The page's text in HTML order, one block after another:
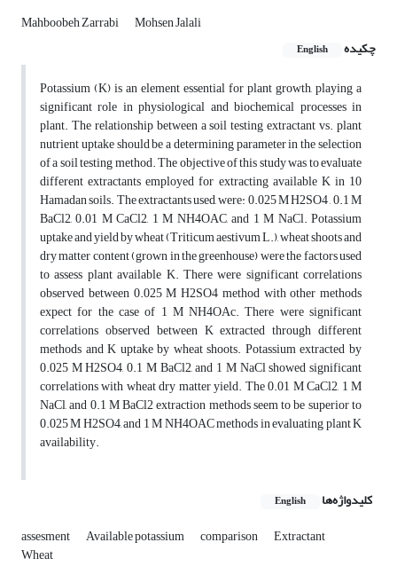
Mahboobeh Zarrabi
Mohsen Jalali
چکیده
English
Potassium (K) is an element essential for plant growth, playing a
significant role in physiological and biochemical processes in
plant. The relationship between a soil testing extractant vs. plant
nutrient uptake should be a determining parameter in the selection
of a soil testing method. The objective of this study was to evaluate
different extractants employed for extracting available K in 10
Hamadan soils. The extractants used, were: 0.025 M H2SO4 , 0.1 M
BaCl2, 0.01 M CaCl2, 1 M NH4OAC, and 1 M NaCl. Potassium
uptake and yield by wheat (Triticum aestivum L.), wheat shoots and
dry matter content (grown in the greenhouse) were the factors used
to assess plant available K. There were significant correlations
observed between 0.025 M H2SO4 method with other methods
expect for the case of 1 M NH4OAc. There were significant
correlations observed between K extracted through different
methods and K uptake by wheat shoots. Potassium extracted by
0.025 M H2SO4, 0.1 M BaCl2, and 1 M NaCl showed significant
correlations with wheat dry matter yield. The 0.01 M CaCl2, 1 M
NaCl, and 0.1 M BaCl2 extraction methods seem to be superior to
0.025 M H2SO4, and 1 M NH4OAC methods in evaluating plant K
availability.
کلیدواژه‌ها English
assesment Available potassium comparison Extractant
Wheat